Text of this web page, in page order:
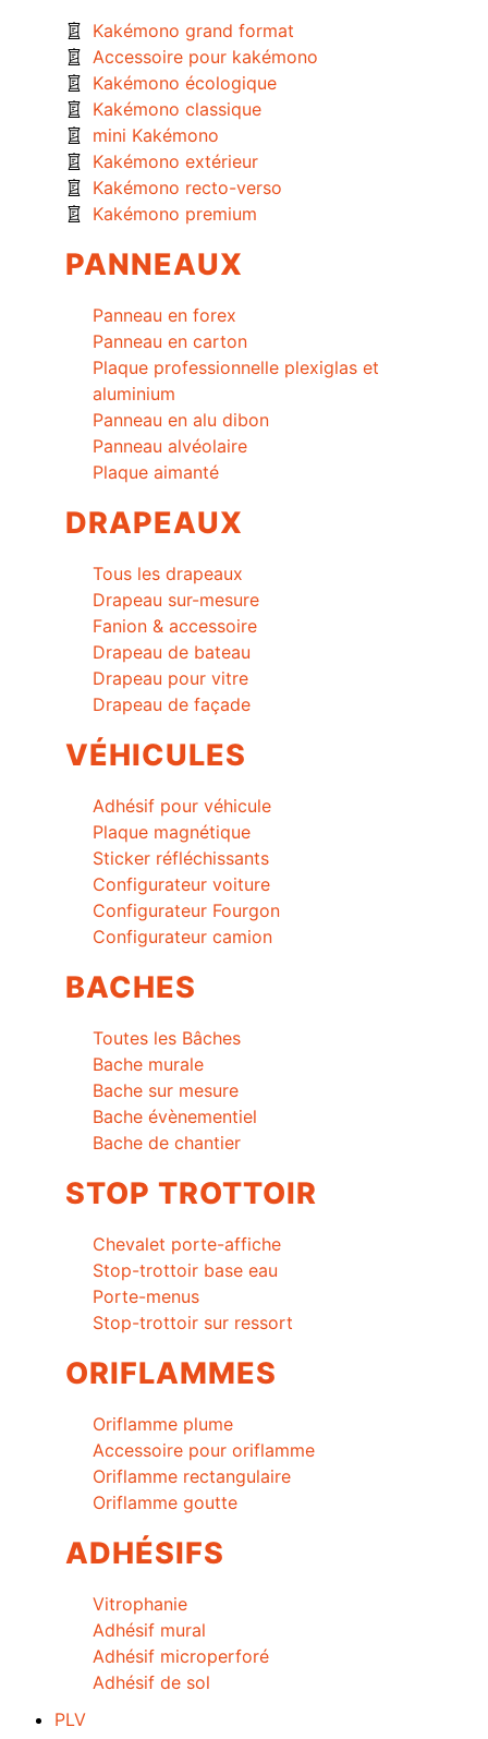
Kakémono grand format
Accessoire pour kakémono
Kakémono écologique
Kakémono classique
mini Kakémono
Kakémono extérieur
Kakémono recto-verso
Kakémono premium
PANNEAUX
Panneau en forex
Panneau en carton
Plaque professionnelle plexiglas et
aluminium
Panneau en alu dibon
Panneau alvéolaire
Plaque aimanté
DRAPEAUX
Tous les drapeaux
Drapeau sur-mesure
Fanion & accessoire
Drapeau de bateau
Drapeau pour vitre
Drapeau de façade
VÉHICULES
Adhésif pour véhicule
Plaque magnétique
Sticker réfléchissants
Configurateur voiture
Configurateur Fourgon
Configurateur camion
BACHES
Toutes les Bâches
Bache murale
Bache sur mesure
Bache évènementiel
Bache de chantier
STOP TROTTOIR
Chevalet porte-affiche
Stop-trottoir base eau
Porte-menus
Stop-trottoir sur ressort
ORIFLAMMES
Oriflamme plume
Accessoire pour oriflamme
Oriflamme rectangulaire
Oriflamme goutte
ADHÉSIFS
Vitrophanie
Adhésif mural
Adhésif microperforé
Adhésif de sol
PLV